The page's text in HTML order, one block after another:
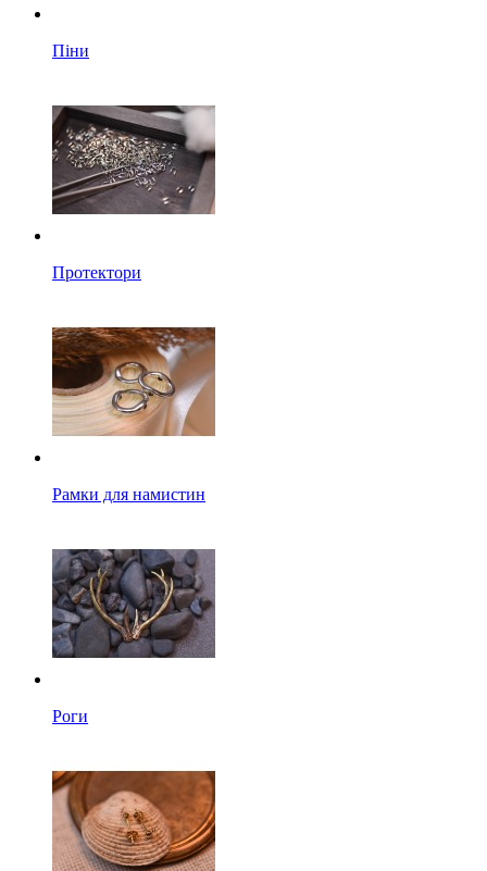
Піни
Протектори
Рамки для намистин
Роги